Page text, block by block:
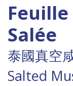
Salée
泰國真空
Salted